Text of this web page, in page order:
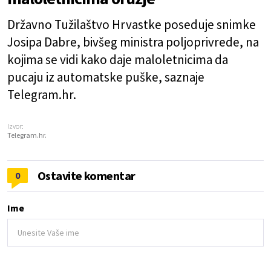
Državno Tužilaštvo Hrvastke poseduje snimke
Josipa Dabre, bivšeg ministra poljoprivrede, na
kojima se vidi kako daje maloletnicima da
pucaju iz automatske puške, saznaje
Telegram.hr.
Izvor:
Telegram.hr.
0 Ostavite komentar
Ime